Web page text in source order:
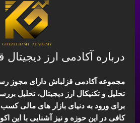
درباره آکادمی ارز دیجیتال
مجموعه آکادمی قزلباش دارای مجوز
تحلیل و تکنیکال ارز دیجیتال، تحلیل
برای ورود به دنیای بازار های مالی
کافی در این حوزه و نیز آشنایی با